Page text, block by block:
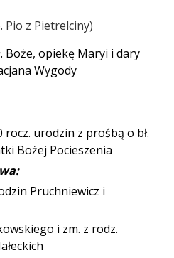
Pio z Pietrelciny
Boże, opiekę Maryi i dary
Wygody
rocz. urodzin z prośbą o bł.
Bożej Pocieszenia
Pruchniewicz i
i zm. z rodz.